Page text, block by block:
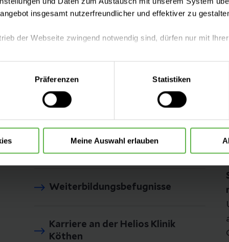
insgesamt nutzerfreundlicher und effektiver zu
der Webseite zwingend notwendig sind, dürfen nur mit
mit nur den notwendigen Cookies zu benutzen, eine
treffen oder durch Auswahl von „Alle Cookies akzeptieren“ in
können Sie jederzeit ändern oder widerrufen.
Präferenzen Statistiken
Meine Auswahl erlauben
Universität Halle-Wittenberg
Weiterbildungsbefugnisse
Karriere an der Helios Klinik
Köthen